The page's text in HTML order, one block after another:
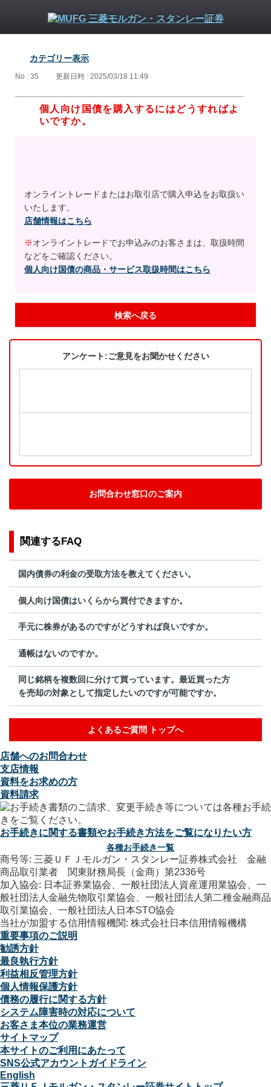
カテゴリー表示
No : 35 更新日時 : 2025/03/18 11:49
個人向け国債を購入するにはどうすればよ
いですか。
オンライントレードまたはお取引店で購入申込をお取扱い
いたします。
店舗情報はこちら
※オンライントレードでお申込みのお客さまは、取扱時間
などをご確認ください。
個人向け国債の商品・サービス取扱時間はこちら
検索へ戻る
アンケート:ご意見をお聞かせください
お問合わせ窓口のご案内
関連するFAQ
国内債券の利金の受取方法を教えてください。
個人向け国債はいくらから買付できますか。
手元に株券があるのですがどうすれば良いですか。
通帳はないのですか。
同じ銘柄を複数回に分けて買っています。最近買った方
を売却の対象として指定したいのですが可能ですか。
よくあるご質問 トップへ
店舗へのお問合わせ
支店情報
資料をお求めの方
資料請求
お手続きに関する書類やお手続き方法をご覧になりたい方
各種お手続き一覧
商号等: 三菱ＵＦＪモルガン・スタンレー証券株式会社 金融
商品取引業者 関東財務局長（金商）第2336号
加入協会: 日本証券業協会、一般社団法人資産運用業協会、一
般社団法人金融先物取引業協会、一般社団法人第二種金融商品
取引業協会、一般社団法人日本STO協会
当社が加盟する信用情報機関: 株式会社日本信用情報機構
重要事項のご説明
勧誘方針
最良執行方針
利益相反管理方針
個人情報保護方針
債務の履行に関する方針
システム障害時の対応について
お客さま本位の業務運営
サイトマップ
本サイトのご利用にあたって
SNS公式アカウントガイドライン
English